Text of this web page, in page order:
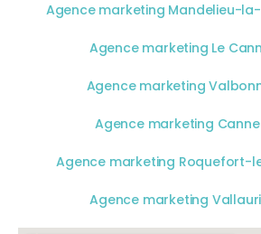
Agence marketing Mandelieu-la-
Agence marketing Le
Agence marketing
Agence marketing
Agence marketing Roquefort-
Agence marketing